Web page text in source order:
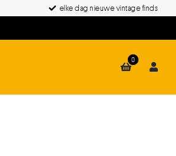
elke dag nieuwe vintage finds
0